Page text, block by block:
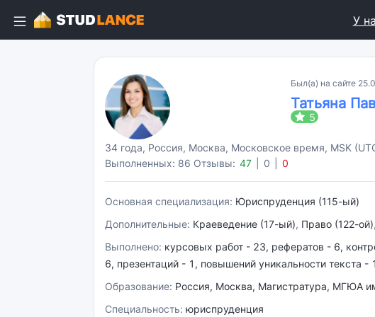
У
Был(а) на сайте
Татьяна
5
34 года, Россия, Москва, Московское время, MSK
Выполненных: 86 Отзывы: 47 0 0
Основная специализация: Юриспруденция (115-ый)
Дополнительные: Краеведение (17-ый), Право (122-ой),
Выполнено: курсовых работ - 23, рефератов - 6,
6, презентаций - 1, повышений уникальности текста
Образование: Россия, Москва, Магистратура, МГЮА
Специальность: юриспруденция